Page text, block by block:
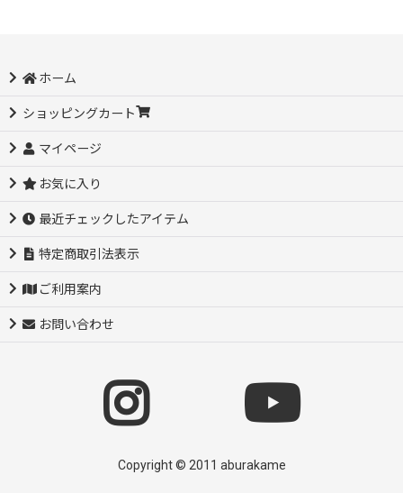
ホーム
ショッピングカート
マイページ
お気に入り
最近チェックしたアイテム
特定商取引法表示
ご利用案内
お問い合わせ
Copyright © 2011 aburakame